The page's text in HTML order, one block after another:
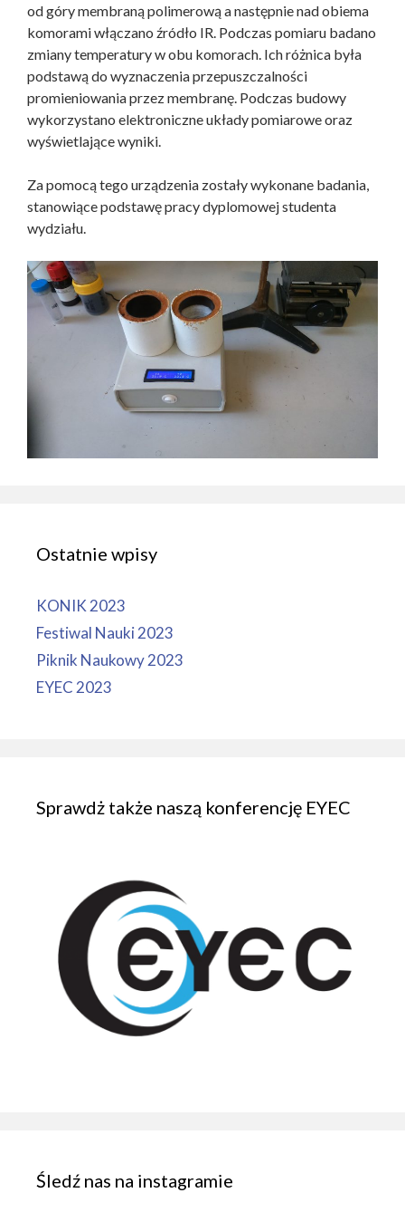
od góry membraną polimerową a następnie nad obiema
komorami włączano źródło IR. Podczas pomiaru badano
zmiany temperatury w obu komorach. Ich różnica była
podstawą do wyznaczenia przepuszczalności
promieniowania przez membranę. Podczas budowy
wykorzystano elektroniczne układy pomiarowe oraz
wyświetlające wyniki.
Za pomocą tego urządzenia zostały wykonane badania,
stanowiące podstawę pracy dyplomowej studenta
wydziału.
Ostatnie wpisy
KONIK 2023
Festiwal Nauki 2023
Piknik Naukowy 2023
EYEC 2023
Sprawdż także naszą konferencję EYEC
Śledź nas na instagramie